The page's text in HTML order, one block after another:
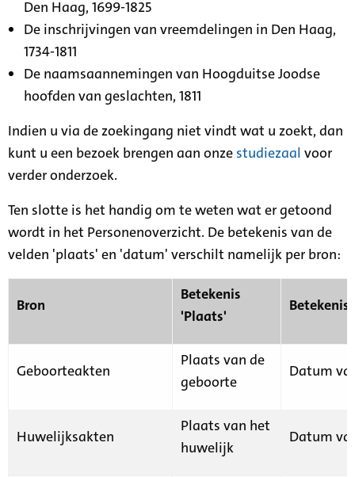
Den Haag, 1699-1825
De inschrijvingen van vreemdelingen in Den Haag,
1734-1811
De naamsaannemingen van Hoogduitse Joodse
hoofden van geslachten, 1811
Indien u via de zoekingang niet vindt wat u zoekt, dan
kunt u een bezoek brengen aan onze studiezaal voor
verder onderzoek.
Ten slotte is het handig om te weten wat er getoond
wordt in het Personenoverzicht. De betekenis van de
velden 'plaats' en 'datum' verschilt namelijk per bron:
Bron
Betekenis
'Plaats'
Geboorteakten
Plaats van de
geboorte
Datum
Huwelijksakten
Plaats van het
huwelijk
Datum